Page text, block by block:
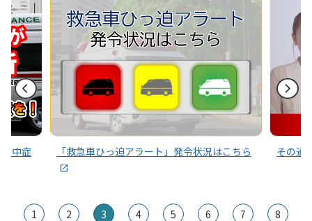
2025年09月04日
令和７年度 自衛消防訓練審査会 審査結果について
2025年08月13日
不審な電話にご注意ください！
中症 「救急車ひっ迫アラート」発令状況はこちら その通
1 2 3 4 5 6 7 8